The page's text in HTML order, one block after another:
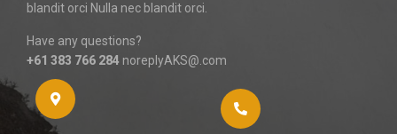
blandit orci Nulla nec blandit orci.
Have any questions?
+61 383 766 284 noreplyAKS@.com